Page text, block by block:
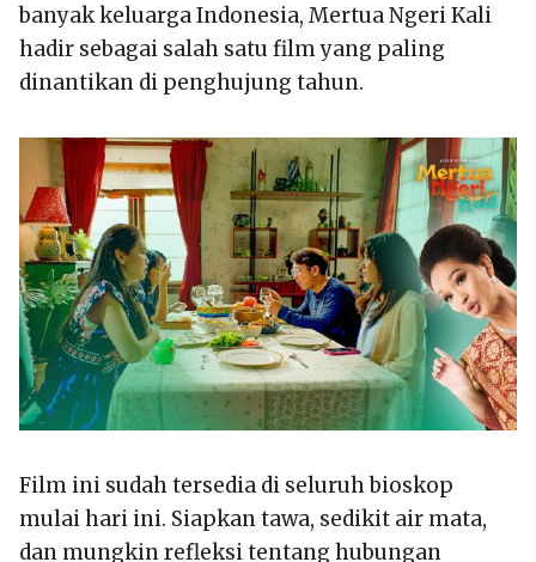
banyak keluarga Indonesia, Mertua Ngeri Kali
hadir sebagai salah satu film yang paling
dinantikan di penghujung tahun.
Film ini sudah tersedia di seluruh bioskop
mulai hari ini. Siapkan tawa, sedikit air mata,
dan mungkin refleksi tentang hubungan